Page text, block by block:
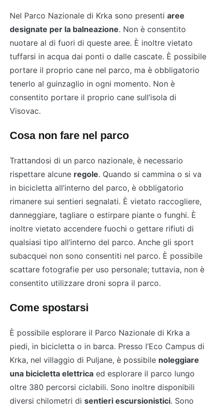
Nel Parco Nazionale di Krka sono presenti aree
designate per la balneazione. Non è consentito
nuotare al di fuori di queste aree. È inoltre vietato
tuffarsi in acqua dai ponti o dalle cascate. È possibile
portare il proprio cane nel parco, ma è obbligatorio
tenerlo al guinzaglio in ogni momento. Non è
consentito portare il proprio cane sull’isola di
Visovac.
Cosa non fare nel parco
Trattandosi di un parco nazionale, è necessario
rispettare alcune regole. Quando si cammina o si va
in bicicletta all’interno del parco, è obbligatorio
rimanere sui sentieri segnalati. È vietato raccogliere,
danneggiare, tagliare o estirpare piante o funghi. È
inoltre vietato accendere fuochi o gettare rifiuti di
qualsiasi tipo all’interno del parco. Anche gli sport
subacquei non sono consentiti nel parco. È possibile
scattare fotografie per uso personale; tuttavia, non è
consentito utilizzare droni sopra il parco.
Come spostarsi
È possibile esplorare il Parco Nazionale di Krka a
piedi, in bicicletta o in barca. Presso l’Eco Campus di
Krka, nel villaggio di Puljane, è possibile noleggiare
una bicicletta elettrica ed esplorare il parco lungo
oltre 380 percorsi ciclabili. Sono inoltre disponibili
diversi chilometri di sentieri escursionistici. Sono